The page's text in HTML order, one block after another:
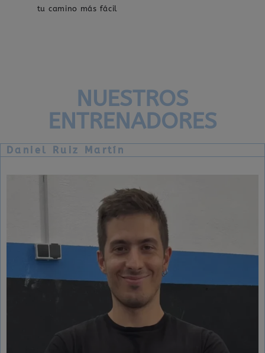
tu camino más fácil
NUESTROS
ENTRENADORES
Daniel Ruiz Martín